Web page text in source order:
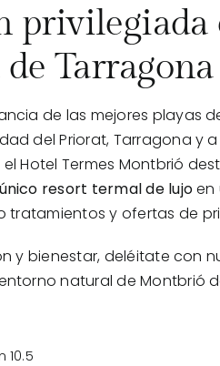
privilegiada
Tarragona
de las mejores playas
del Priorat, Tarragona y
elHotel Termes Montbrió
único resort termal de lujoen
tratamientos y ofertas de
y bienestar, deléitate con
natural de Montbrió
10.5